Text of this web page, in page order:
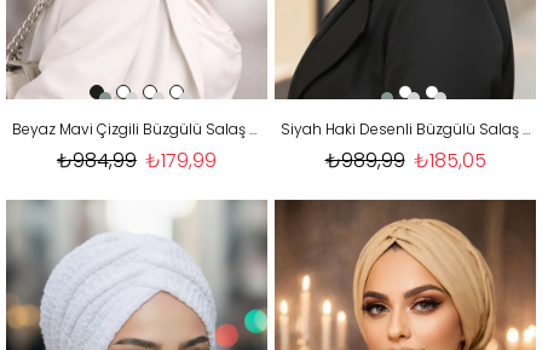
Beyaz Mavi Çizgili Büzgülü Salaş Bone
₺179,99
₺984,99
Siyah Haki Desenli Büzgülü Salaş Bone
₺185,05
₺989,99